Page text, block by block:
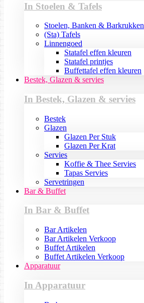
In Stoelen & Tafels
Stoelen, Banken & Barkrukken
(Sta) Tafels
Linnengoed
Statafel effen kleuren
Statafel printjes
Buffettafel effen kleuren
Bestek, Glazen & servies
In Bestek, Glazen & servies
Bestek
Glazen
Glazen Per Stuk
Glazen Per Krat
Servies
Koffie & Thee Servies
Tapas Servies
Servetringen
Bar & Buffet
In Bar & Buffet
Bar Artikelen
Bar Artikelen Verkoop
Buffet Artikelen
Buffet Artikelen Verkoop
Apparatuur
In Apparatuur